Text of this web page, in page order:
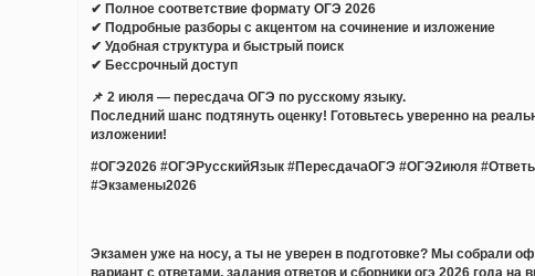
✔ Полное соответствие формату ОГЭ 2026
✔ Подробные разборы с акцентом на сочинение и изложение
✔ Удобная структура и быстрый поиск
✔ Бессрочный доступ
📌 2 июля — пересдача ОГЭ по русскому языку.
Последний шанс подтянуть оценку! Готовьтесь уверенно на
изложении!
#ОГЭ2026 #ОГЭРусскийЯзык #ПересдачаОГЭ #ОГЭ2июля
#Экзамены2026
Экзамен уже на носу, а ты не уверен в подготовке? Мы собрали
вариант с ответами, задания ответов и сборники огэ 2026 года